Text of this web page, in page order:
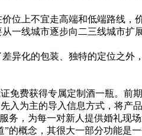
上不宜走高端和低端路线，
线城市逐步向二三线城市扩
化的包装、独特的定位之外
费获得专属定制酒一瓶。前期
为主的导入信息方式，将产品
，为每一对新人提供婚礼现场
念，其很大一部分功能是